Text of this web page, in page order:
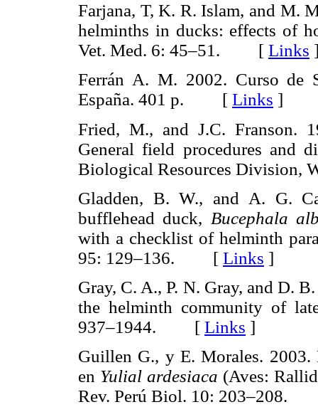
Farjana, T, K. R. Islam, and M.
helminths in ducks: effects of
Vet. Med. 6: 45–51. [ Links
Ferrán A. M. 2002. Curso de
España. 401 p. [ Links ]
Fried, M., and J.C. Franson.
General field procedures and
Biological Resources
Gladden, B. W., and A. G.
bufflehead duck, Bucephala
with a checklist of helminth
95: 129–136. [ Links ]
Gray, C. A., P. N. Gray, and D.
the helminth community of
937–1944. [ Links ]
Guillen G., y E. Morales. 2003.
en Yulial ardesiaca (Aves:
Rev. Perú Biol. 10: